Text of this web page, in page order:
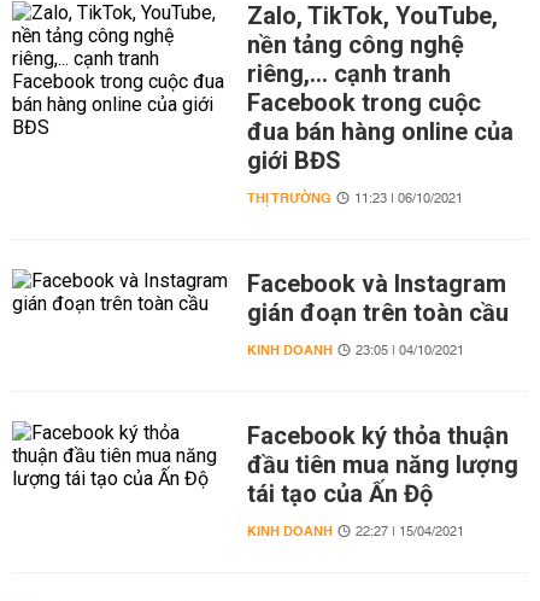
Zalo, TikTok, YouTube,
nền tảng công nghệ
riêng,... cạnh tranh
Facebook trong cuộc
đua bán hàng online của
giới BĐS
THỊ TRƯỜNG 11:23 | 06/10/2021
Facebook và Instagram
gián đoạn trên toàn cầu
KINH DOANH 23:05 | 04/10/2021
Facebook ký thỏa thuận
đầu tiên mua năng lượng
tái tạo của Ấn Độ
KINH DOANH 22:27 | 15/04/2021